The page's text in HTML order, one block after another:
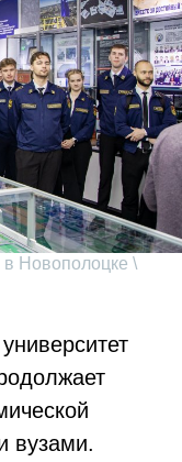
Новополоцке \
вузами.